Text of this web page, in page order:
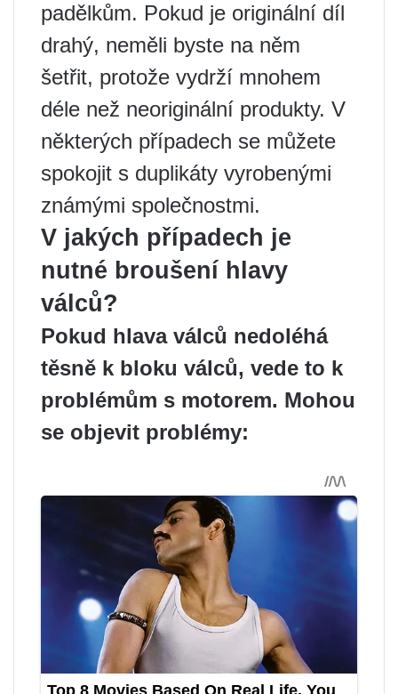
padělkům. Pokud je originální díl
drahý, neměli byste na něm
šetřit, protože vydrží mnohem
déle než neoriginální produkty. V
některých případech se můžete
spokojit s duplikáty vyrobenými
známými společnostmi.
V jakých případech je
nutné broušení hlavy
válců?
Pokud hlava válců nedoléhá
těsně k bloku válců, vede to k
problémům s motorem. Mohou
se objevit problémy: